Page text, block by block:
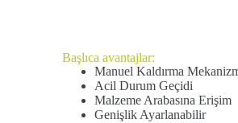
Başlıca avantajlar:
Manuel Kaldırma
Acil Durum Geçidi
Malzeme Arabasına Erişim
Genişlik Ayarlanabilir